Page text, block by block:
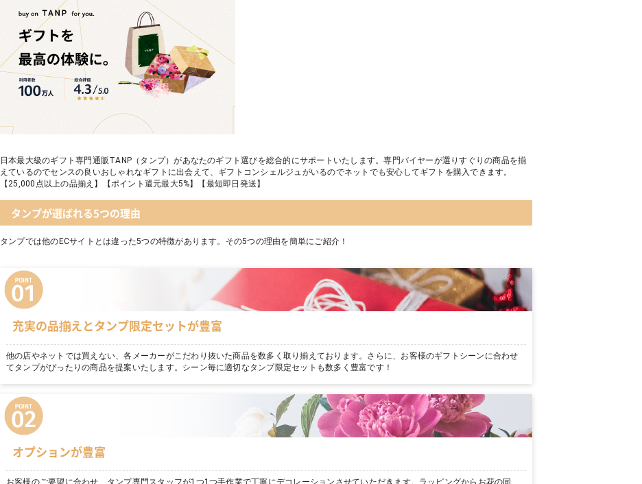
日本最大級のギフト専門通販TANP（タンプ）があなたのギフト選びを総合的にサポートいたします。専門バイヤーが選りすぐりの商品を揃
えているのでセンスの良いおしゃれなギフトに出会えて、ギフトコンシェルジュがいるのでネットでも安心してギフトを購入できます。
【25,000点以上の品揃え】【ポイント還元最大5%】【最短即日発送】
タンプが選ばれる5つの理由
タンプでは他のECサイトとは違った5つの特徴があります。その5つの理由を簡単にご紹介！
充実の品揃えとタンプ限定セットが豊富
他の店やネットでは買えない、各メーカーがこだわり抜いた商品を数多く取り揃えております。さらに、お客様のギフトシーンに合わせ
てタンプがぴったりの商品を提案いたします。シーン毎に適切なタンプ限定セットも数多く豊富です！
オプションが豊富
お客様のご要望に合わせ、タンプ専門スタッフが1つ1つ手作業で丁寧にデコレーションさせていただきます。ラッピングからお花の同